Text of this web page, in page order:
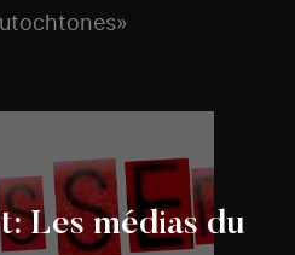
Les médias du